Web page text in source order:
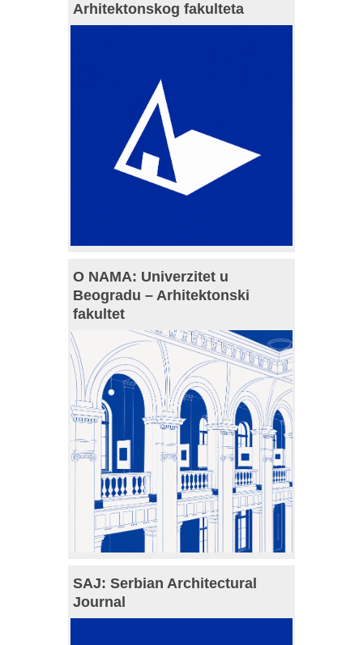
Arhitektonskog fakulteta
O NAMA: Univerzitet u
Beogradu – Arhitektonski
fakultet
SAJ: Serbian Architectural
Journal